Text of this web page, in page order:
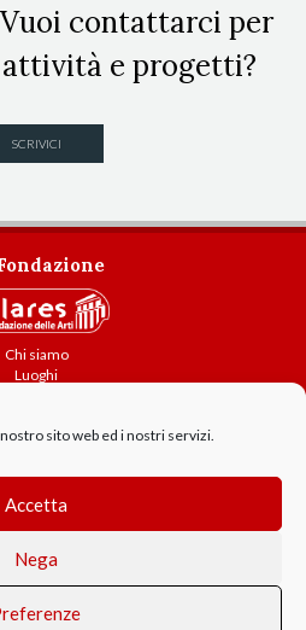
sito web ed i nostri servizi.
Accetta
Nega
contattarci per
e progetti?
SCRIVICI
Chi siamo
Luoghi
Contatti
Cookie Policy
- Privacy
Arti - Parma - P.IVA 02214460343